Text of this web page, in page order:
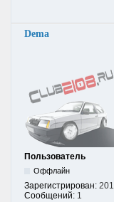
Dema
Пользователь
Оффлайн
Зарегистрирован:
Сообщений: 1